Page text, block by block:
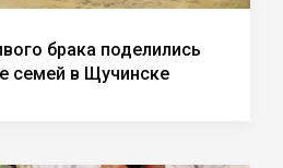
брака поделились
семей в Щучинске